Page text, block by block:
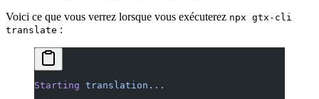
Voici ce que vous verrez lorsque vous exécuterez npx gtx-cli
translate :
Starting translation...